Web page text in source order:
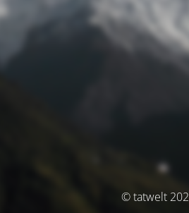
© tatwelt